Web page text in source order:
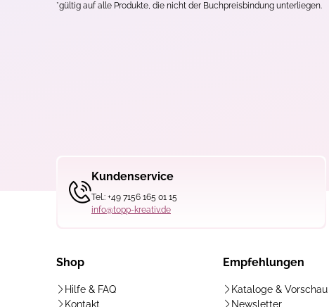
*gültig auf alle Produkte, die nicht der Buchpreisbindung unterliegen.
Kundenservice
Tel.: +49 7156 165 01 15
info@topp-kreativ.de
Shop
Hilfe & FAQ
Kontakt
Empfehlungen
Kataloge & Vorschau
Newsletter